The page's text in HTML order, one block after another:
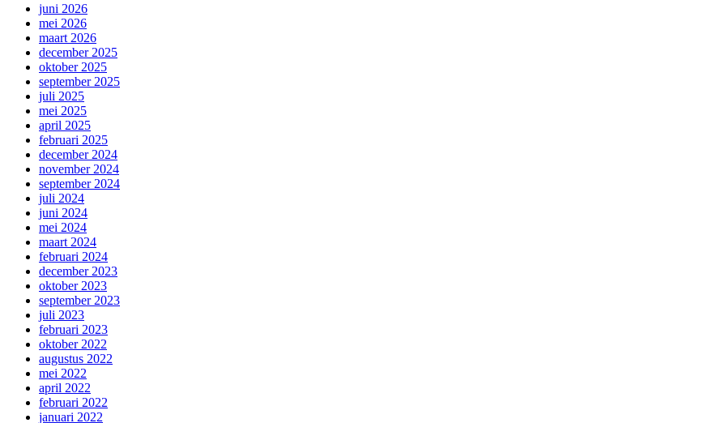
juni 2026
mei 2026
maart 2026
december 2025
oktober 2025
september 2025
juli 2025
mei 2025
april 2025
februari 2025
december 2024
november 2024
september 2024
juli 2024
juni 2024
mei 2024
maart 2024
februari 2024
december 2023
oktober 2023
september 2023
juli 2023
februari 2023
oktober 2022
augustus 2022
mei 2022
april 2022
februari 2022
januari 2022